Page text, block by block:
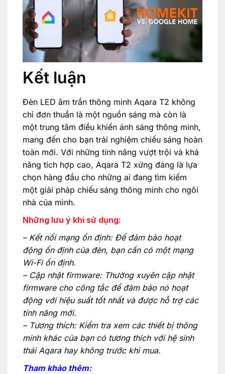
Kết luận
Đèn LED âm trần thông minh Aqara T2 không
chỉ đơn thuần là một nguồn sáng mà còn là
một trung tâm điều khiển ánh sáng thông minh,
mang đến cho bạn trải nghiệm chiếu sáng hoàn
toàn mới. Với những tính năng vượt trội và khả
năng tích hợp cao, Aqara T2 xứng đáng là lựa
chọn hàng đầu cho những ai đang tìm kiếm
một giải pháp chiếu sáng thông minh cho ngôi
nhà của mình.
Những lưu ý khi sử dụng:
– Kết nối mạng ổn định: Để đảm bảo hoạt
động ổn định của đèn, bạn cần có một mạng
Wi-Fi ổn định.
– Cập nhật firmware: Thường xuyên cập nhật
firmware cho công tắc để đảm bảo nó hoạt
động với hiệu suất tốt nhất và được hỗ trợ các
tính năng mới.
– Tương thích: Kiểm tra xem các thiết bị thông
minh khác của bạn có tương thích với hệ sinh
thái Aqara hay không trước khi mua.
Tham khảo thêm: